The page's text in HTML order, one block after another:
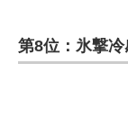
第8位：氷撃